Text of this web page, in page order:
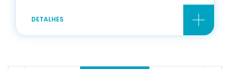
DETALHES